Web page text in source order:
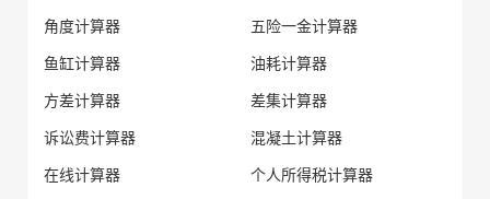
角度计算器
五险一金计算器
鱼缸计算器
油耗计算器
方差计算器
差集计算器
诉讼费计算器
混凝土计算器
在线计算器
个人所得税计算器